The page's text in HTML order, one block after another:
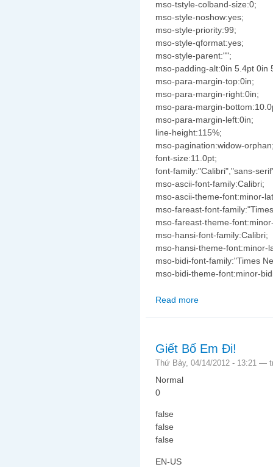
mso-tstyle-colband-size:0;
mso-style-noshow:yes;
mso-style-priority:99;
mso-style-qformat:yes;
mso-style-parent:"";
mso-padding-alt:0in 5.4pt 0in
mso-para-margin-top:0in;
mso-para-margin-right:0in;
mso-para-margin-
mso-para-margin-left:0in;
line-height:115%;
mso-pagination:widow-
font-size:11.0pt;
font-family:"Calibri","sans-
mso-ascii-font-family:Calibri;
mso-ascii-theme-font:minor-
mso-fareast-font-
mso-fareast-theme-
mso-hansi-font-family:Calibri;
mso-hansi-theme-font:minor-
mso-bidi-font-family:"Times
mso-bidi-theme-font:minor-
Read more
Giết Bố Em Đi!
Thứ Bảy, 04/14/2012 - 13:21 —
Normal
0
false
false
false
EN-US